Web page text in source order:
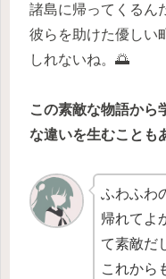
諸島に帰ってくるん
彼らを助けた優しい
しれないね。🌅
この素敵な物語から
な違いを生むことも
ふわふわ
帰れてよ
て素敵だ
これから